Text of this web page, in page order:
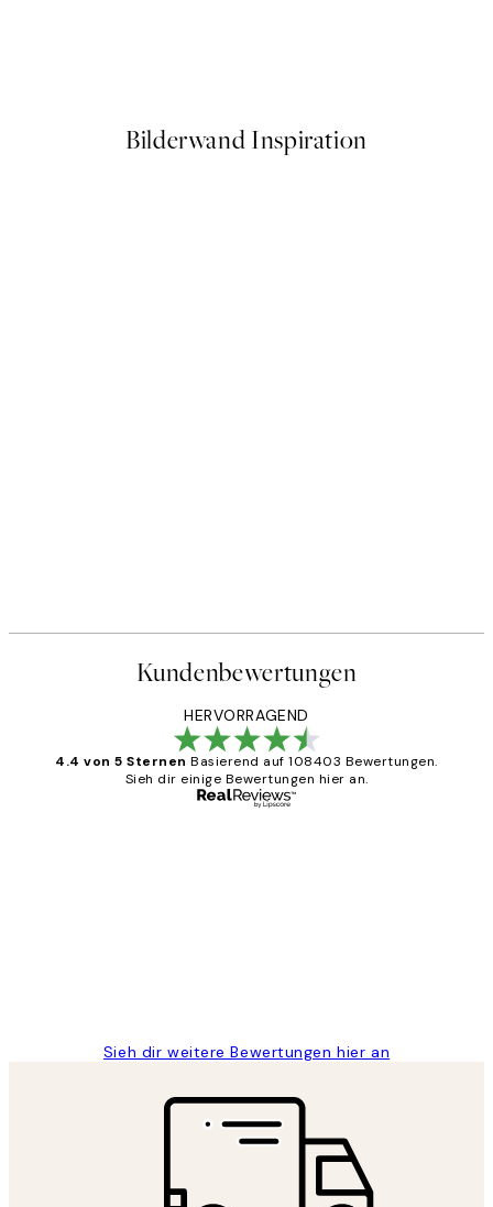
Bilderwand Inspiration
Kundenbewertungen
HERVORRAGEND
4.4 von 5 Sternen Basierend auf 108403 Bewertungen.
Sieh dir einige Bewertungen hier an.
Sieh dir weitere Bewertungen hier an